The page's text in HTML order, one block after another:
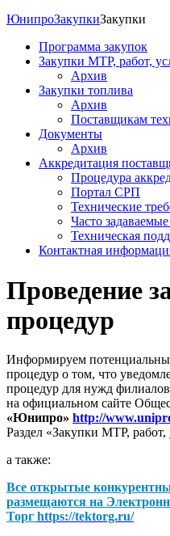
ЮнипроЗакупкиЗакупки
Программа закупок
Закупки МТР, работ,
Архив
Закупки топлива
Архив
Поставщикам
Документы
Архив
Аккредитация
Процедура
Портал СРП
Технические
Часто
Техническая
Контактная
Проведение
процедур
Информируем
процедур о том, что
процедур для нужд
на официальном сайте
«Юнипро» http://
Раздел «Закупки МТР, работ,
а также:
Все открытые
размещаются на
Торг https://tektorg.ru/